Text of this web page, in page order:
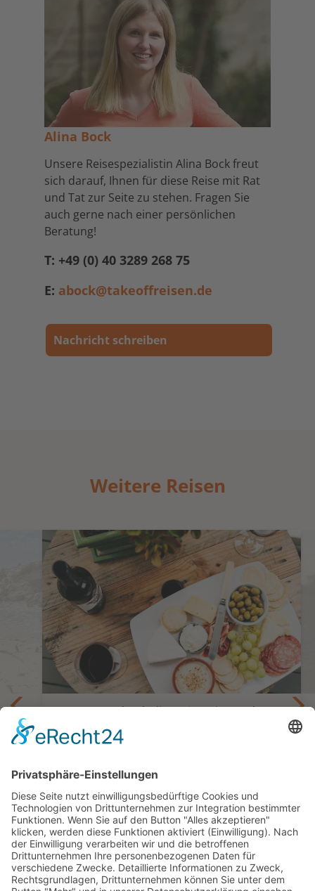
Alina Bock
Unsere Reisespezialistin Alina Bock freut
sich darauf, Ihnen für diese Reise mit Rat
und Tat zur Seite zu stehen. Fragen Sie
auch gerne nach einer persönlichen
Beratung!
T: +49 (0) 40 3289 268 75
E: abock@takeoffreisen.de
Nachricht schreiben
Weitere Reisen
Genusstour durch die Weinregionen des
Westkaps
Reise am Kap
8 Tage ab/bis Kapstadt
ab 1.825,— €